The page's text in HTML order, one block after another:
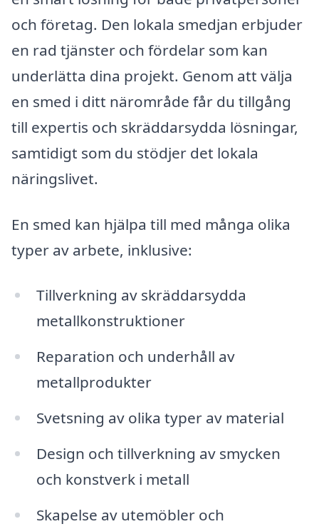
och företag. Den lokala smedjan erbjuder
en rad tjänster och fördelar som kan
underlätta dina projekt. Genom att välja
en smed i ditt närområde får du tillgång
till expertis och skräddarsydda lösningar,
samtidigt som du stödjer det lokala
näringslivet.
En smed kan hjälpa till med många olika
typer av arbete, inklusive:
Tillverkning av skräddarsydda
metallkonstruktioner
Reparation och underhåll av
metallprodukter
Svetsning av olika typer av material
Design och tillverkning av smycken
och konstverk i metall
Skapelse av utemöbler och